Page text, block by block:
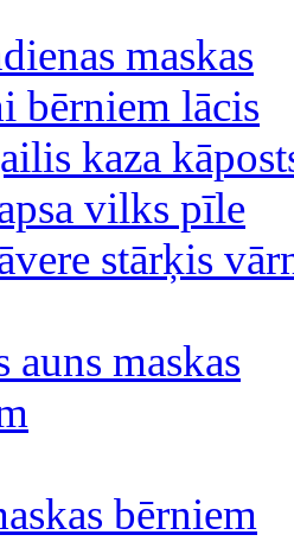
maskas
bērniem lācis
kaza
vilks pīle
stārķis
auns maskas
bērniem